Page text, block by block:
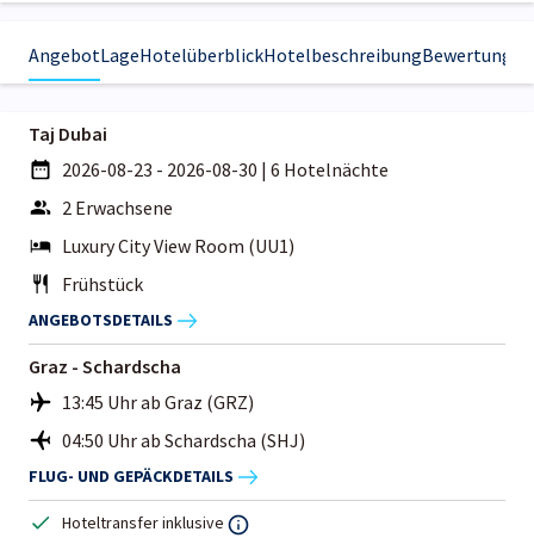
AngebotLageHotelüberblickHotelbeschreibungBewertungen
Taj Dubai
2026-08-23 - 2026-08-30 | 6 Hotelnächte
2 Erwachsene
Luxury City View Room (UU1)
Frühstück
ANGEBOTSDETAILS
Graz - Schardscha
13:45 Uhr ab Graz (GRZ)
04:50 Uhr ab Schardscha (SHJ)
FLUG- UND GEPÄCKDETAILS
Hoteltransfer inklusive